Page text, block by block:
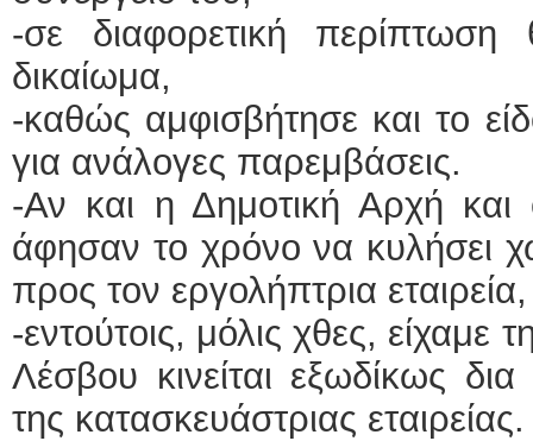
-σε διαφορετική
δικαίωμα,
-καθώς αμφισβήτησε και το
για ανάλογες παρεμβάσεις.
-Αν και η Δημοτική Αρχή και
άφησαν το χρόνο να κυλήσει
προς τον εργολήπτρια εταιρεία,
-εντούτοις, μόλις χθες, είχαμε
Λέσβου κινείται εξωδίκως
της κατασκευάστριας εταιρείας.